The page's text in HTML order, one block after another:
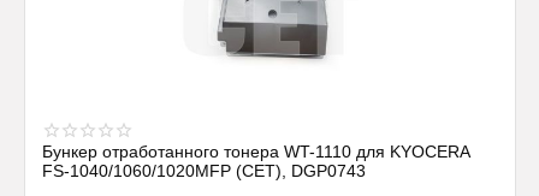
Бункер отработанного тонера WT-1110 для KYOCERA
FS-1040/1060/1020MFP (CET), DGP0743